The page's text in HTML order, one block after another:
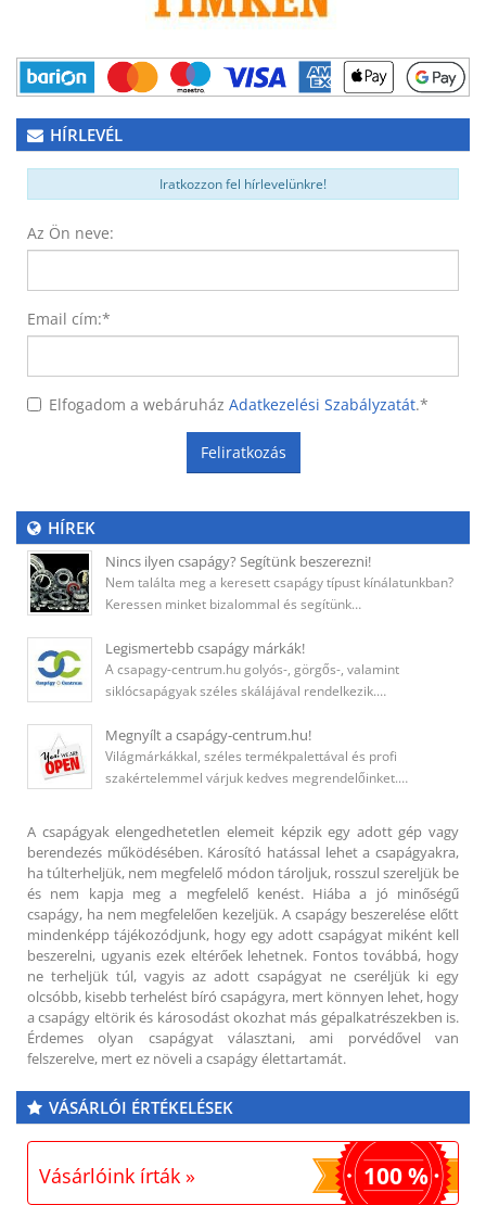
HÍRLEVÉL
Iratkozzon fel hírlevelünkre!
Az Ön neve:
Email cím:*
Elfogadom a webáruház Adatkezelési Szabályzatát.*
Feliratkozás
HÍREK
Nincs ilyen csapágy? Segítünk beszerezni!
Nem találta meg a keresett csapágy típust kínálatunkban?
Keressen minket bizalommal és segítünk…
Legismertebb csapágy márkák!
A csapagy-centrum.hu golyós-, görgős-, valamint
siklócsapágyak széles skálájával rendelkezik.…
Megnyílt a csapágy-centrum.hu!
Világmárkákkal, széles termékpalettával és profi
szakértelemmel várjuk kedves megrendelőinket.…
A csapágyak elengedhetetlen elemeit képzik egy adott gép vagy
berendezés működésében. Károsító hatással lehet a csapágyakra,
ha túlterheljük, nem megfelelő módon tároljuk, rosszul szereljük be
és nem kapja meg a megfelelő kenést. Hiába a jó minőségű
csapágy, ha nem megfelelően kezeljük. A csapágy beszerelése előtt
mindenképp tájékozódjunk, hogy egy adott csapágyat miként kell
beszerelni, ugyanis ezek eltérőek lehetnek. Fontos továbbá, hogy
ne terheljük túl, vagyis az adott csapágyat ne cseréljük ki egy
olcsóbb, kisebb terhelést bíró csapágyra, mert könnyen lehet, hogy
a csapágy eltörik és károsodást okozhat más gépalkatrészekben is.
Érdemes olyan csapágyat választani, ami porvédővel van
felszerelve, mert ez növeli a csapágy élettartamát.
VÁSÁRLÓI ÉRTÉKELÉSEK
Vásárlóink írták » 100 %